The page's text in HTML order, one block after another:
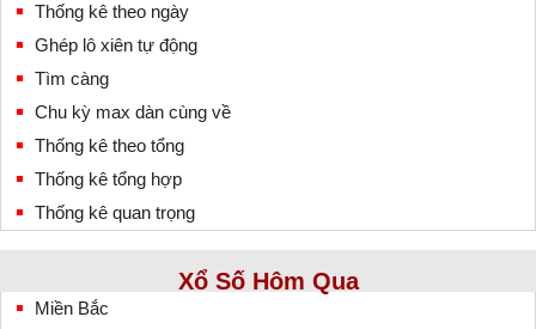
Thống kê theo ngày
Ghép lô xiên tự động
Tìm càng
Chu kỳ max dàn cùng về
Thống kê theo tổng
Thống kê tổng hợp
Thống kê quan trọng
Xổ Số Hôm Qua
Miền Bắc